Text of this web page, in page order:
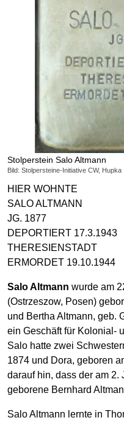
Stolperstein Salo Altmann
Bild: Stolpersteine-Initiative CW, Hupka
HIER WOHNTE
SALO ALTMANN
JG. 1877
DEPORTIERT 17.3.1943
THERESIENSTADT
ERMORDET 19.10.1944
Salo Altmann wurde am
(Ostrzeszow, Posen)
und Bertha Altmann, geb.
ein Geschäft für Kolonial-
Salo hatte zwei
1874 und Dora, geboren
darauf hin, dass der am
geborene Bernhard
Salo Altmann lernte in